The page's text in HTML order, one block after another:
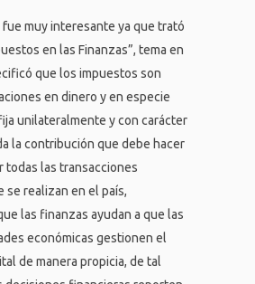
muy interesante ya que trató
en las Finanzas”, tema en
que los impuestos son
en dinero y en especie
unilateralmente y con carácter
la contribución que debe hacer
todas las transacciones
se realizan en el país,
las finanzas ayudan a que las
económicas gestionen el
de manera propicia, de tal